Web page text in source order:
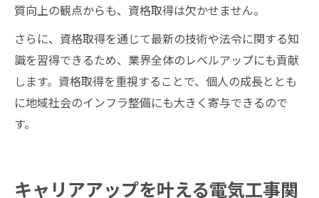
質向上の観点からも、資格取得は欠かせません。
さらに、資格取得を通じて最新の技術や法令に関する知
識を習得できるため、業界全体のレベルアップにも貢献
します。資格取得を重視することで、個人の成長ととも
に地域社会のインフラ整備にも大きく寄与できるので
す。
キャリアアップを叶える電気工事関